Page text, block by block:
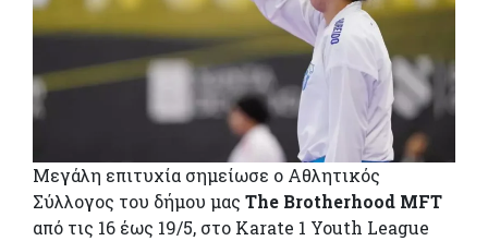
Μεγάλη επιτυχία σημείωσε ο Αθλητικός
Σύλλογος του δήμου μας The Brotherhood MFT
από τις 16 έως 19/5, στο Karate 1 Youth League